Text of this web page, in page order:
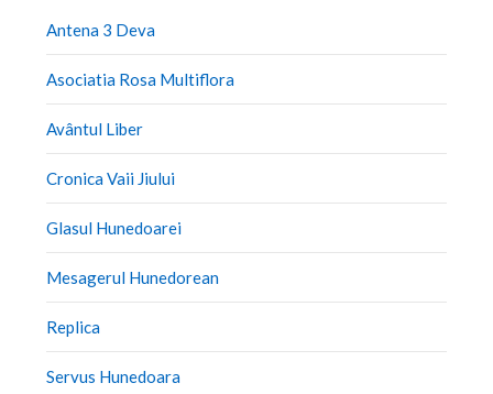
Antena 3 Deva
Asociatia Rosa Multiflora
Avântul Liber
Cronica Vaii Jiului
Glasul Hunedoarei
Mesagerul Hunedorean
Replica
Servus Hunedoara